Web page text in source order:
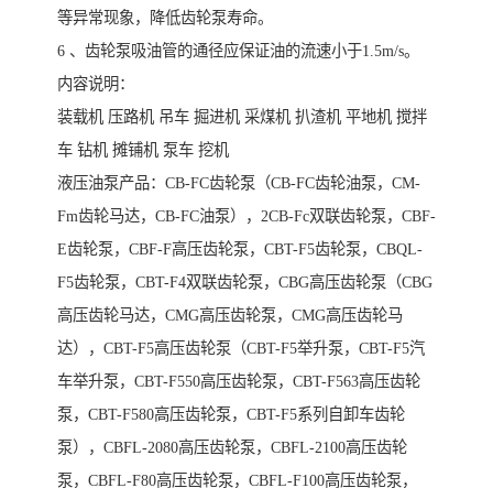
等异常现象，降低齿轮泵寿命。
6 、齿轮泵吸油管的通径应保证油的流速小于1.5m/s。
内容说明：
装载机 压路机 吊车 掘进机 采煤机 扒渣机 平地机 搅拌
车 钻机 摊铺机 泵车 挖机
液压油泵产品：CB-FC齿轮泵（CB-FC齿轮油泵，CM-
Fm齿轮马达，CB-FC油泵），2CB-Fc双联齿轮泵，CBF-
E齿轮泵，CBF-F高压齿轮泵，CBT-F5齿轮泵，CBQL-
F5齿轮泵，CBT-F4双联齿轮泵，CBG高压齿轮泵（CBG
高压齿轮马达，CMG高压齿轮泵，CMG高压齿轮马
达），CBT-F5高压齿轮泵（CBT-F5举升泵，CBT-F5汽
车举升泵，CBT-F550高压齿轮泵，CBT-F563高压齿轮
泵，CBT-F580高压齿轮泵，CBT-F5系列自卸车齿轮
泵），CBFL-2080高压齿轮泵，CBFL-2100高压齿轮
泵，CBFL-F80高压齿轮泵，CBFL-F100高压齿轮泵，